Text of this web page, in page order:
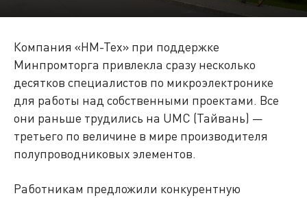
Компания «НМ-Тех» при поддержке
Минпромторга привлекла сразу несколько
десятков специалистов по микроэлектронике
для работы над собственными проектами. Все
они раньше трудились на UMC (Тайвань) —
третьего по величине в мире производителя
полупроводниковых элементов.
Работникам предложили конкурентную